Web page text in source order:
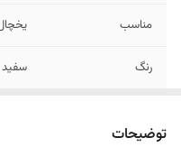
مناسب
رنگ سفید
توضیحات